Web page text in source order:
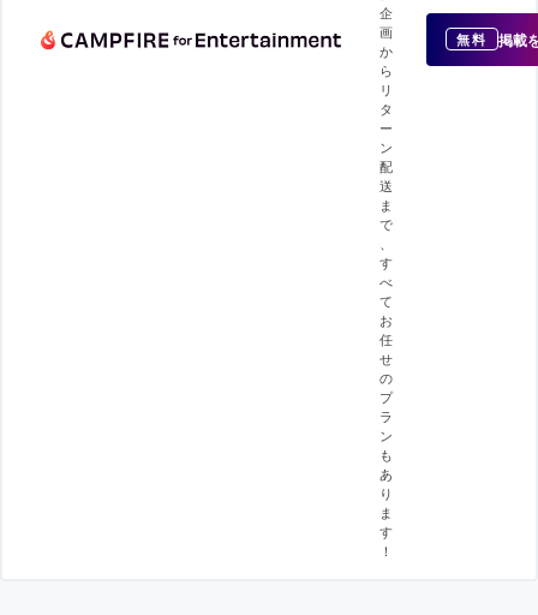
企
画
か
ら
リ
タ
ー
ン
配
送
ま
で
す
べ
て
お
任
せ
の
プ
ラ
ン
も
あ
り
ま
す
！
無料 掲載